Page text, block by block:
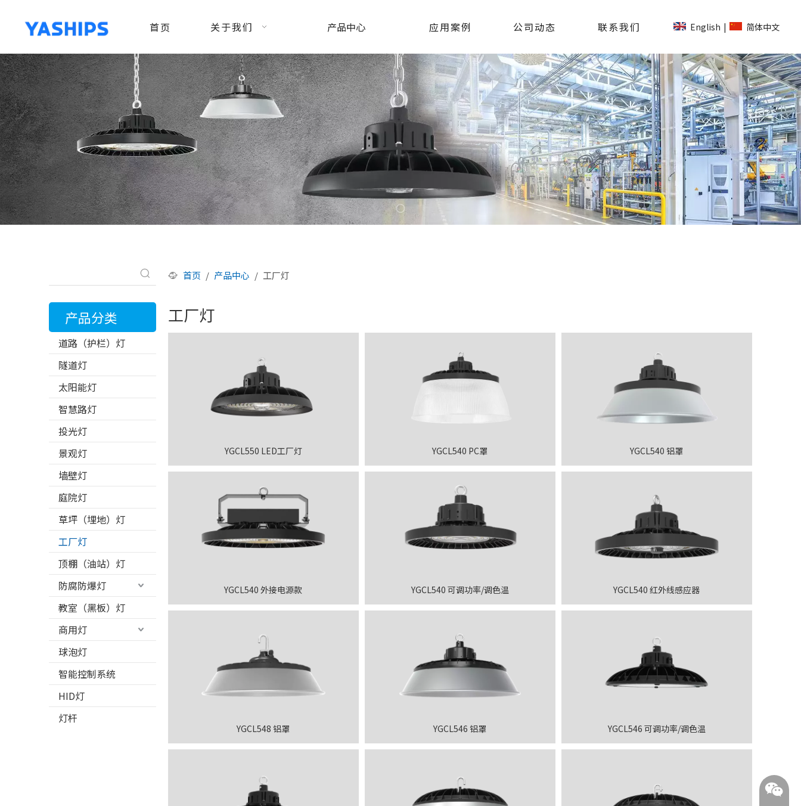
首页 关于我们 产品中心 应用案例 公司动态 联系我们 English | 简体中文
首页 / 产品中心 / 工厂灯
产品分类
道路（护栏）灯
隧道灯
太阳能灯
智慧路灯
投光灯
景观灯
墙壁灯
庭院灯
草坪（埋地）灯
工厂灯
顶棚（油站）灯
防腐防爆灯
教室（黑板）灯
商用灯
球泡灯
智能控制系统
HID灯
灯杆
工厂灯
YGCL550 LED工厂灯 YGCL540 PC罩 YGCL540 铝罩
YGCL540 外接电源款 YGCL540 可调功率/调色温 YGCL540 红外线感应器
YGCL548 铝罩 YGCL546 铝罩 YGCL546 可调功率/调色温